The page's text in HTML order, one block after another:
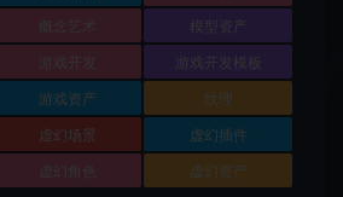
模型资产
游戏开发 游戏开发模板
游戏资产 纹理
虚幻场景 虚幻插件
虚幻角色 虚幻资产